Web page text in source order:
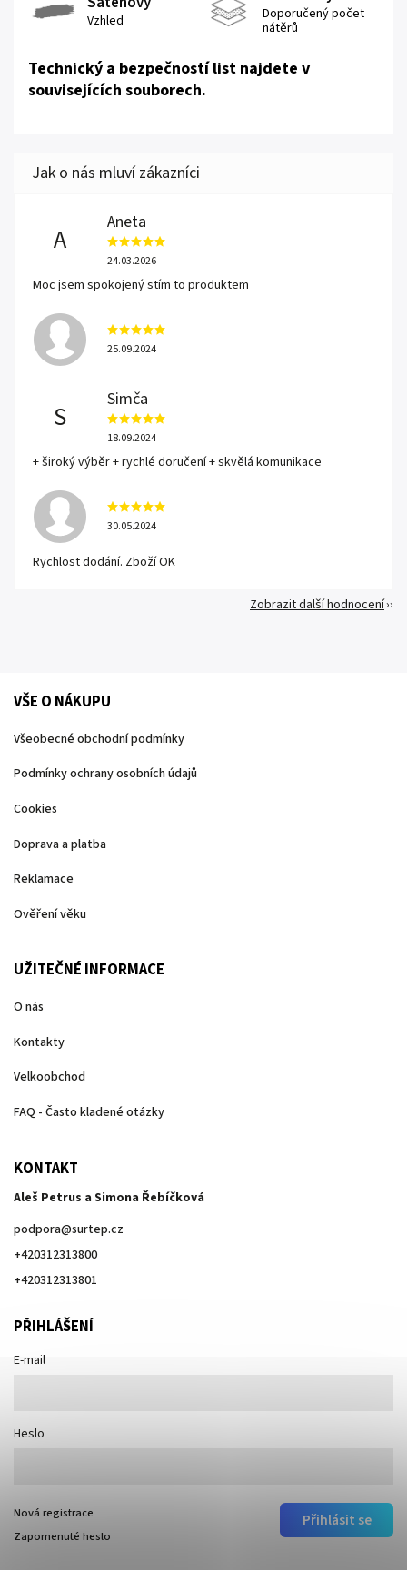
Vzhled
Doporučený počet
nátěrů
Technický a bezpečností list najdete v
souvisejících souborech.
A
Aneta
24.03.2026
Moc jsem spokojený stím to produktem
25.09.2024
S
Simča
18.09.2024
+ široký výběr + rychlé doručení + skvělá komunikace
30.05.2024
Rychlost dodání. Zboží OK
Zobrazit další hodnocení
VŠE O NÁKUPU
Všeobecné obchodní podmínky
Podmínky ochrany osobních údajů
Cookies
Doprava a platba
Reklamace
Ověření věku
UŽITEČNÉ INFORMACE
O nás
Kontakty
Velkoobchod
FAQ - Často kladené otázky
KONTAKT
Aleš Petrus a Simona Řebíčková
podpora@surtep.cz
+420312313800
+420312313801
PŘIHLÁŠENÍ
E-mail
Heslo
Přihlásit se
Nová registrace
Zapomenuté heslo